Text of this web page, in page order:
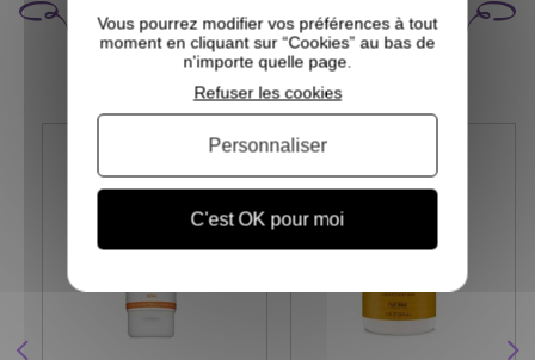
INTÉRESSER
Vous pourrez modifier vos préférences à tout
moment en cliquant sur “Cookies” au bas de
n'importe quelle page.
C'est OK pour moi
Refuser les cookies
Personnaliser